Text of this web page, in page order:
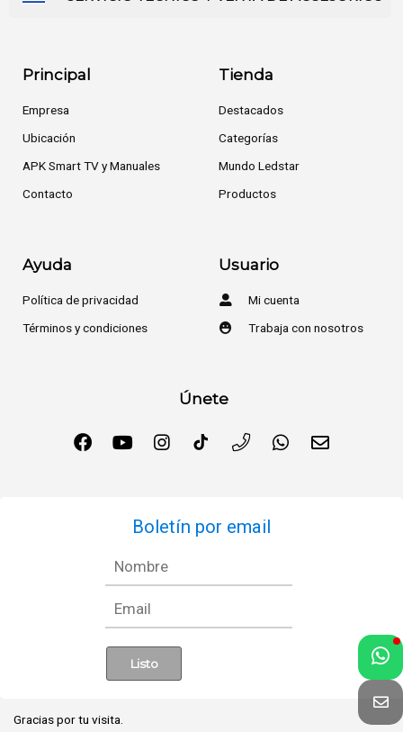
Principal
Empresa
Ubicación
APK Smart TV y Manuales
Contacto
Tienda
Destacados
Categorías
Mundo Ledstar
Productos
Ayuda
Política de privacidad
Términos y condiciones
Usuario
Mi cuenta
Trabaja con nosotros
Únete
Boletín por email
Gracias por tu visita.